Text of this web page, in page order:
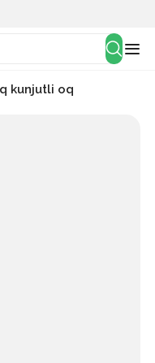
kunjutli oq